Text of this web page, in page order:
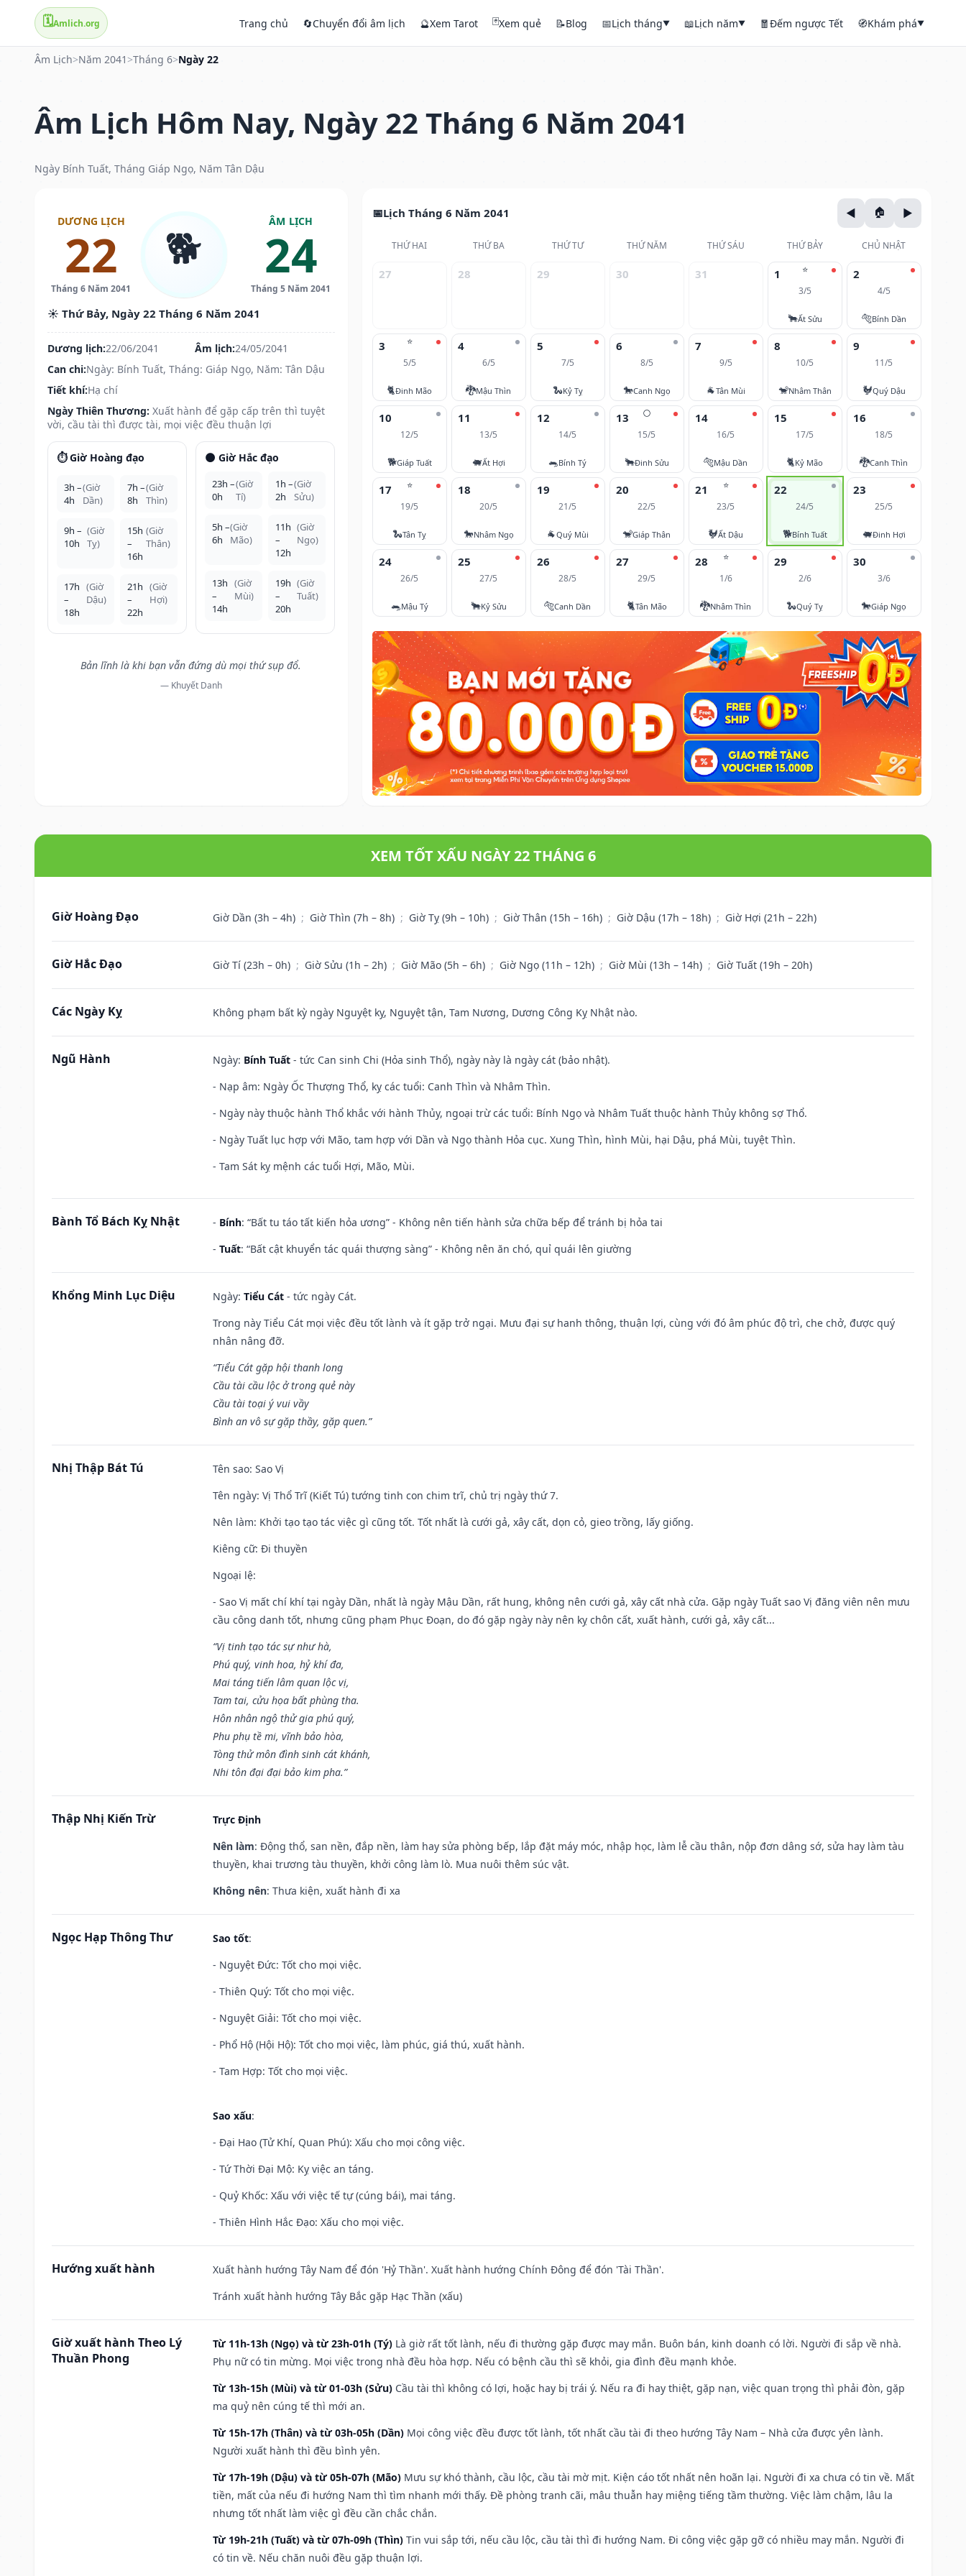
🗓️Amlich.org Trang chủ 🔄Chuyển đổi âm lịch 🔮Xem Tarot 🃏Xem quẻ 📝Blog 📅Lịch tháng▼ 📖Lịch năm▼ 🧧Đếm ngược Tết 🧭Khám phá▼
Âm Lịch>Năm 2041 >Tháng 6>Ngày 22
Âm Lịch Hôm Nay, Ngày 22 Tháng 6 Năm 2041
Ngày Bính Tuất, Tháng Giáp Ngọ, Năm Tân Dậu
DƯƠNG LỊCH
22
Tháng 6 Năm 2041
🐕 ÂM LỊCH
24
Tháng 5 Năm 2041
☀️ Thứ Bảy, Ngày 22 Tháng 6 Năm 2041
Dương lịch:22/06/2041 Âm lịch:24/05/2041
Can chi:Ngày: Bính Tuất, Tháng: Giáp Ngọ, Năm: Tân Dậu
Tiết khí:Hạ chí
Ngày Thiên Thương: Xuất hành để gặp cấp trên thì tuyệt
vời, cầu tài thì được tài, mọi việc đều thuận lợi
⏱️ Giờ Hoàng đạo
3h –
4h
(Giờ
Dần)
7h –
8h
(Giờ
Thìn)
9h –
10h
(Giờ
Tỵ)
15h
–
16h
(Giờ
Thân)
17h
–
18h
(Giờ
Dậu)
21h
–
22h
(Giờ
Hợi)
🌑 Giờ Hắc đạo
23h –
0h
(Giờ
Tí)
1h –
2h
(Giờ
Sửu)
5h –
6h
(Giờ
Mão)
11h
–
12h
(Giờ
Ngọ)
13h
–
14h
(Giờ
Mùi)
19h
–
20h
(Giờ
Tuất)
Bản lĩnh là khi bạn vẫn đứng dù mọi thứ sụp đổ.
— Khuyết Danh
Lịch Tháng 6 Năm 2041
THỨ HAI THỨ BA THỨ TƯ THỨ NĂM THỨ SÁU THỨ BẢY CHỦ NHẬT
27 28 29 30 31 ⭐
1
3/5
🐂Ất Sửu
2
4/5
🐅Bính Dần
⭐
3
5/5
🐈Đinh Mão
4
6/5
🐉Mậu Thìn
5
7/5
🐍Kỷ Tỵ
6
8/5
🐎Canh Ngọ
7
9/5
🐐Tân Mùi
8
10/5
🐒Nhâm Thân
9
11/5
🐓Quý Dậu
10
12/5
🐕Giáp Tuất
11
13/5
🐖Ất Hợi
12
14/5
🐀Bính Tý
🌕
13
15/5
🐂Đinh Sửu
14
16/5
🐅Mậu Dần
15
17/5
🐈Kỷ Mão
16
18/5
🐉Canh Thìn
⭐
17
19/5
🐍Tân Tỵ
18
20/5
🐎Nhâm Ngọ
19
21/5
🐐Quý Mùi
20
22/5
🐒Giáp Thân
⭐
21
23/5
🐓Ất Dậu
22
24/5
🐕Bính Tuất
23
25/5
🐖Đinh Hợi
24
26/5
🐀Mậu Tý
25
27/5
🐂Kỷ Sửu
26
28/5
🐅Canh Dần
27
29/5
🐈Tân Mão
⭐
28
1/6
🐉Nhâm Thìn
29
2/6
🐍Quý Tỵ
30
3/6
🐎Giáp Ngọ
XEM TỐT XẤU NGÀY 22 THÁNG 6
Giờ Hoàng Đạo Giờ Dần (3h – 4h) ; Giờ Thìn (7h – 8h) ; Giờ Tỵ (9h – 10h) ; Giờ Thân (15h – 16h) ; Giờ Dậu (17h – 18h) ; Giờ Hợi (21h – 22h)
Giờ Hắc Đạo Giờ Tí (23h – 0h) ; Giờ Sửu (1h – 2h) ; Giờ Mão (5h – 6h) ; Giờ Ngọ (11h – 12h) ; Giờ Mùi (13h – 14h) ; Giờ Tuất (19h – 20h)
Các Ngày Kỵ Không phạm bất kỳ ngày Nguyệt kỵ, Nguyệt tận, Tam Nương, Dương Công Kỵ Nhật nào.
Ngũ Hành Ngày: Bính Tuất - tức Can sinh Chi (Hỏa sinh Thổ), ngày này là ngày cát (bảo nhật).
- Nạp âm: Ngày Ốc Thượng Thổ, kỵ các tuổi: Canh Thìn và Nhâm Thìn.
- Ngày này thuộc hành Thổ khắc với hành Thủy, ngoại trừ các tuổi: Bính Ngọ và Nhâm Tuất thuộc hành Thủy không sợ Thổ.
- Ngày Tuất lục hợp với Mão, tam hợp với Dần và Ngọ thành Hỏa cục. Xung Thìn, hình Mùi, hại Dậu, phá Mùi, tuyệt Thìn.
- Tam Sát kỵ mệnh các tuổi Hợi, Mão, Mùi.
Bành Tổ Bách Kỵ Nhật - Bính: “Bất tu táo tất kiến hỏa ương” - Không nên tiến hành sửa chữa bếp để tránh bị hỏa tai
- Tuất: “Bất cật khuyển tác quái thượng sàng” - Không nên ăn chó, quỉ quái lên giường
Khổng Minh Lục Diệu Ngày: Tiểu Cát - tức ngày Cát.
Trong này Tiểu Cát mọi việc đều tốt lành và ít gặp trở ngại. Mưu đại sự hanh thông, thuận lợi, cùng với đó âm phúc độ trì, che chở, được quý
nhân nâng đỡ.
“Tiểu Cát gặp hội thanh long
Cầu tài cầu lộc ở trong quẻ này
Cầu tài toại ý vui vầy
Bình an vô sự gặp thầy, gặp quen.”
Nhị Thập Bát Tú Tên sao: Sao Vị
Tên ngày: Vị Thổ Trĩ (Kiết Tú) tướng tinh con chim trĩ, chủ trị ngày thứ 7.
Nên làm: Khởi tạo tạo tác việc gì cũng tốt. Tốt nhất là cưới gả, xây cất, dọn cỏ, gieo trồng, lấy giống.
Kiêng cữ: Đi thuyền
Ngoại lệ:
- Sao Vị mất chí khí tại ngày Dần, nhất là ngày Mậu Dần, rất hung, không nên cưới gả, xây cất nhà cửa. Gặp ngày Tuất sao Vị đăng viên nên mưu
cầu công danh tốt, nhưng cũng phạm Phục Đoạn, do đó gặp ngày này nên kỵ chôn cất, xuất hành, cưới gả, xây cất...
“Vị tinh tạo tác sự như hà,
Phú quý, vinh hoa, hỷ khí đa,
Mai táng tiến lâm quan lộc vị,
Tam tai, cửu họa bất phùng tha.
Hôn nhân ngộ thử gia phú quý,
Phu phụ tề mi, vĩnh bảo hòa,
Tòng thử môn đình sinh cát khánh,
Nhi tôn đại đại bảo kim pha.”
Thập Nhị Kiến Trừ
Trực Định
Nên làm: Động thổ, san nền, đắp nền, làm hay sửa phòng bếp, lắp đặt máy móc, nhập học, làm lễ cầu thân, nộp đơn dâng sớ, sửa hay làm tàu
thuyền, khai trương tàu thuyền, khởi công làm lò. Mua nuôi thêm súc vật.
Không nên: Thưa kiện, xuất hành đi xa
Ngọc Hạp Thông Thư Sao tốt:
- Nguyệt Đức: Tốt cho mọi việc.
- Thiên Quý: Tốt cho mọi việc.
- Nguyệt Giải: Tốt cho mọi việc.
- Phổ Hộ (Hội Hộ): Tốt cho mọi việc, làm phúc, giá thú, xuất hành.
- Tam Hợp: Tốt cho mọi việc.
Sao xấu:
- Đại Hao (Tử Khí, Quan Phú): Xấu cho mọi công việc.
- Tứ Thời Đại Mộ: Kỵ việc an táng.
- Quỷ Khốc: Xấu với việc tế tự (cúng bái), mai táng.
- Thiên Hình Hắc Đạo: Xấu cho mọi việc.
Hướng xuất hành
Xuất hành hướng Tây Nam để đón 'Hỷ Thần'. Xuất hành hướng Chính Đông để đón 'Tài Thần'.
Tránh xuất hành hướng Tây Bắc gặp Hạc Thần (xấu)
Giờ xuất hành Theo Lý
Thuần Phong
Từ 11h-13h (Ngọ) và từ 23h-01h (Tý) Là giờ rất tốt lành, nếu đi thường gặp được may mắn. Buôn bán, kinh doanh có lời. Người đi sắp về nhà.
Phụ nữ có tin mừng. Mọi việc trong nhà đều hòa hợp. Nếu có bệnh cầu thì sẽ khỏi, gia đình đều mạnh khỏe.
Từ 13h-15h (Mùi) và từ 01-03h (Sửu) Cầu tài thì không có lợi, hoặc hay bị trái ý. Nếu ra đi hay thiệt, gặp nạn, việc quan trọng thì phải đòn, gặp
ma quỷ nên cúng tế thì mới an.
Từ 15h-17h (Thân) và từ 03h-05h (Dần) Mọi công việc đều được tốt lành, tốt nhất cầu tài đi theo hướng Tây Nam – Nhà cửa được yên lành.
Người xuất hành thì đều bình yên.
Từ 17h-19h (Dậu) và từ 05h-07h (Mão) Mưu sự khó thành, cầu lộc, cầu tài mờ mịt. Kiện cáo tốt nhất nên hoãn lại. Người đi xa chưa có tin về. Mất
tiền, mất của nếu đi hướng Nam thì tìm nhanh mới thấy. Đề phòng tranh cãi, mâu thuẫn hay miệng tiếng tầm thường. Việc làm chậm, lâu la
nhưng tốt nhất làm việc gì đều cần chắc chắn.
Từ 19h-21h (Tuất) và từ 07h-09h (Thìn) Tin vui sắp tới, nếu cầu lộc, cầu tài thì đi hướng Nam. Đi công việc gặp gỡ có nhiều may mắn. Người đi
có tin về. Nếu chăn nuôi đều gặp thuận lợi.